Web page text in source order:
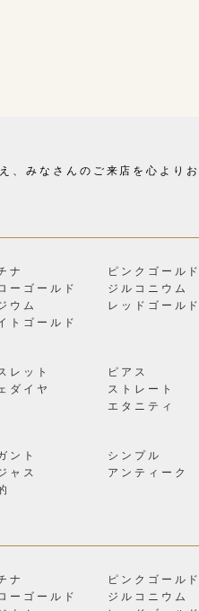
、みなさんのご来店を心より
ナ
ピンクゴールド
ーゴールド
ジルコニウム
ウム
レッドゴールド
トゴールド
レット
ピアス
ダイヤ
ストレート
エタニティ
ント
シンプル
ャス
アンティーク
ナ
ピンクゴールド
ーゴールド
ジルコニウム